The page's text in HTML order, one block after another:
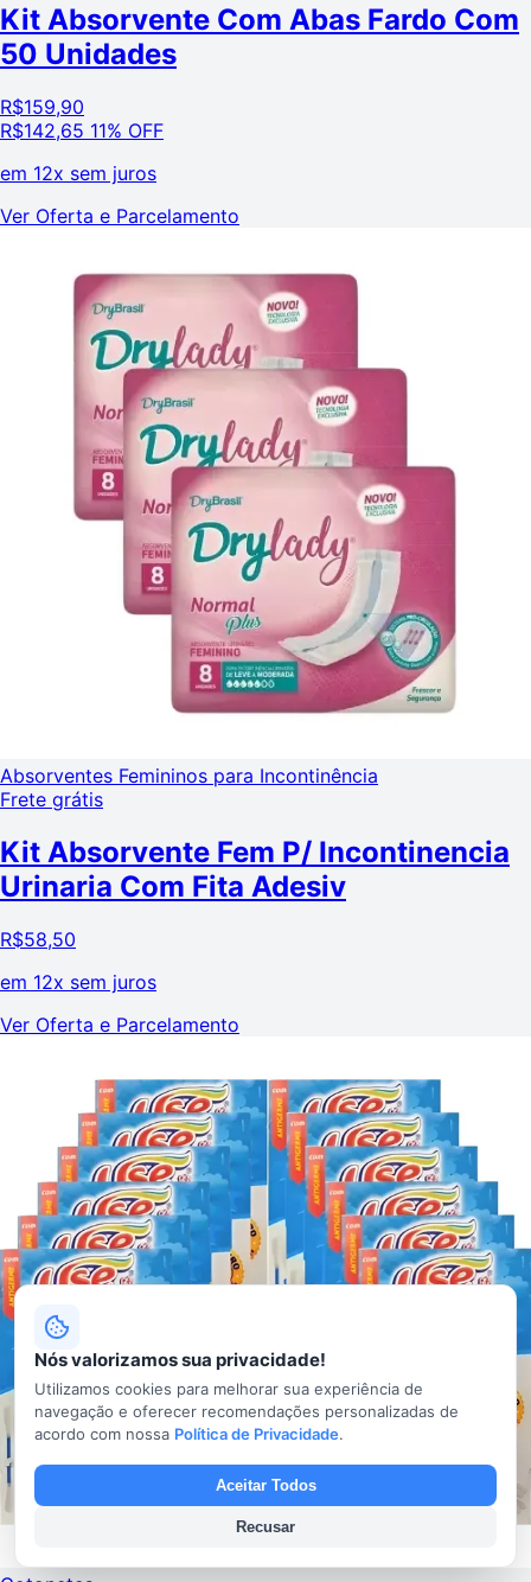
Kit Absorvente Com Abas Fardo Com
50 Unidades
R$159,90
R$142,65 11% OFF
em 12x sem juros
Ver Oferta e Parcelamento
Absorventes Femininos para Incontinência
Frete grátis
Kit Absorvente Fem P/ Incontinencia
Urinaria Com Fita Adesiv
R$58,50
em 12x sem juros
Ver Oferta e Parcelamento
Nós valorizamos sua privacidade!
Utilizamos cookies para melhorar sua experiência de
navegação e oferecer recomendações personalizadas de
acordo com nossa Política de Privacidade.
Aceitar Todos
Recusar